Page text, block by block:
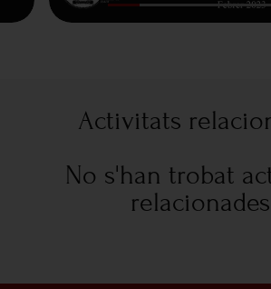
Activitats
No s'han trobat